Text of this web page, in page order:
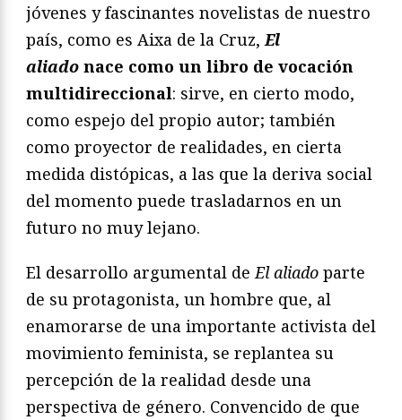
jóvenes y fascinantes novelistas de nuestro
país, como es Aixa de la Cruz, El
aliado nace como un libro de vocación
multidireccional: sirve, en cierto modo,
como espejo del propio autor; también
como proyector de realidades, en cierta
medida distópicas, a las que la deriva social
del momento puede trasladarnos en un
futuro no muy lejano.
El desarrollo argumental de El aliado parte
de su protagonista, un hombre que, al
enamorarse de una importante activista del
movimiento feminista, se replantea su
percepción de la realidad desde una
perspectiva de género. Convencido de que